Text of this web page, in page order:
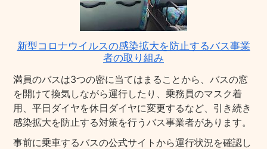
新型コロナウイルスの感染拡大を防止するバス事業
者の取り組み
満員のバスは3つの密に当てはまることから、バスの窓
を開けて換気しながら運行したり、乗務員のマスク着
用、平日ダイヤを休日ダイヤに変更するなど、引き続き
感染拡大を防止する対策を行うバス事業者があります。
事前に乗車するバスの公式サイトから運行状況を確認し